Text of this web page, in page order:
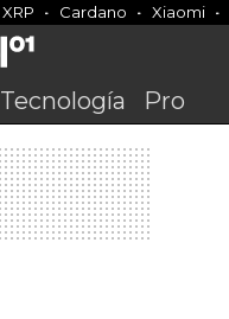
XRP Cardano Xiaomi
Tecnología Pro